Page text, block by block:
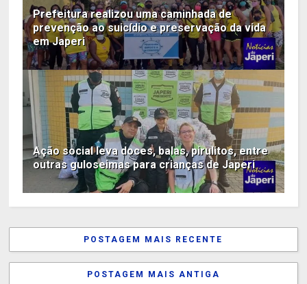
Prefeitura realizou uma caminhada de
prevenção ao suicídio e preservação da vida
em Japeri
Ação social leva doces, balas, pirulitos, entre
outras guloseimas para crianças de Japeri
POSTAGEM MAIS RECENTE
POSTAGEM MAIS ANTIGA